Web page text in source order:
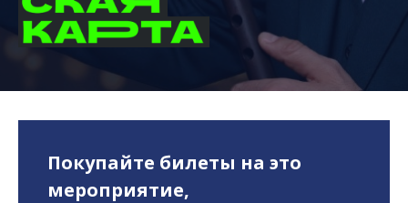
Покупайте билеты на это
мероприятие,